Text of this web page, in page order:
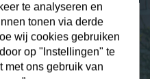
ons met een 9.3
te analyseren en
tonen via derde
wij cookies gebruiken
op "Instellingen" te
met ons gebruik van